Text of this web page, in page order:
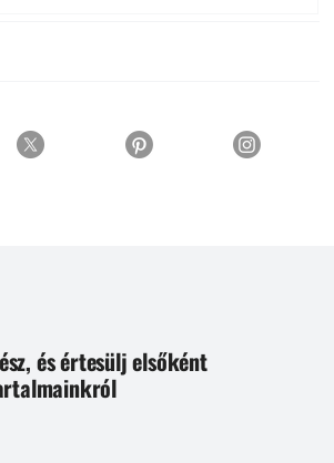
és értesülj elsőként